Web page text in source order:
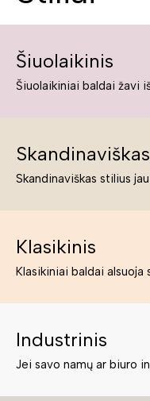
Šiuolaikinis
Skandinaviškas
Klasikinis
Industrinis